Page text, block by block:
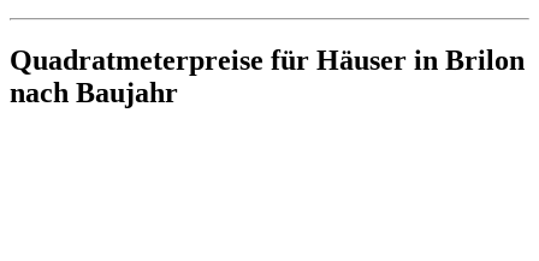
Quadratmeterpreise für Häuser in Brilon
nach Baujahr